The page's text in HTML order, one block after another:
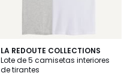
LA REDOUTE COLLECTIONS
Lote de 5 camisetas interiores
de tirantes
4,2
/ 5